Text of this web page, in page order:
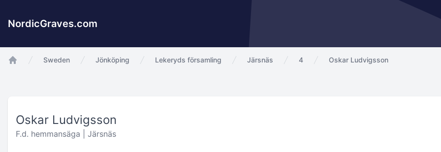
NordicGraves.com
Sweden Jönköping Lekeryds församling Järsnäs 4 Oskar Ludvigsson
Oskar Ludvigsson
F.d. hemmansäga | Järsnäs